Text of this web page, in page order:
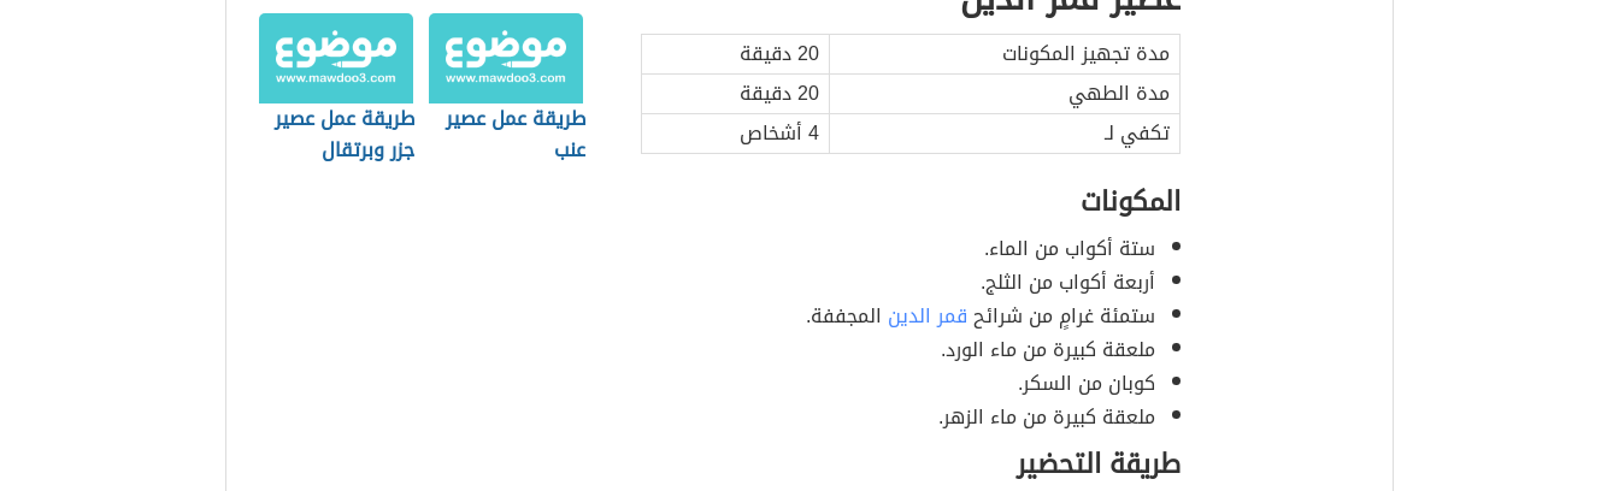
مدة تجهيز المكونات
20 دقيقة
مدة الطهي
20 دقيقة
تكفي لـ
4 أشخاص
المكونات
ستة أكواب من الماء.
أربعة أكواب من الثلج.
ستمئة غرامٍ من شرائحقمر الدين المجففة.
ملعقة كبيرة من ماء الورد.
كوبان من السكر.
ملعقة كبيرة من ماء الزهر.
طريقة التحضير
طريقة عمل عصير
عنب
طريقة عمل عصير
جزر وبرتقال